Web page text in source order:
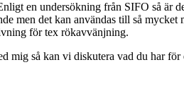
en undersökning från SIFO så är
men det kan användas till så mycket
för tex rökavvänjning.
mig så kan vi diskutera vad du har